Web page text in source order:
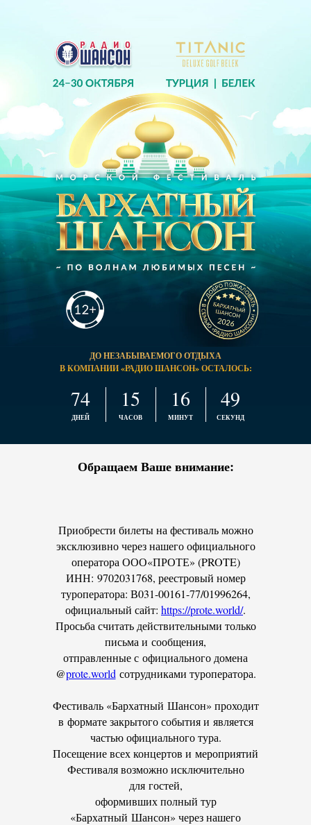
ДО НЕЗАБЫВАЕМОГО ОТДЫХА
В КОМПАНИИ «РАДИО ШАНСОН» ОСТАЛОСЬ:
74
ДНЕЙ
15
ЧАСОВ
16
МИНУТ
48
СЕКУНД
Приобрести билеты на фестиваль можно
эксклюзивно через нашего официального
оператора ООО«ПРОТЕ» (PROTE)
ИНН: 9702031768, реестровый номер
туроператора: В031-00161-77/01996264,
официальный сайт: https://prote.world/.
Просьба считать действительными только
письма и сообщения,
отправленные с официального домена
@prote.world сотрудниками туроператора.
Фестиваль «Бархатный Шансон» проходит
в формате закрытого события и является
частью официального тура.
Посещение всех концертов и мероприятий
Фестиваля возможно исключительно
для гостей,
оформивших полный тур
«Бархатный Шансон» через нашего
Обращаем Ваше внимание: